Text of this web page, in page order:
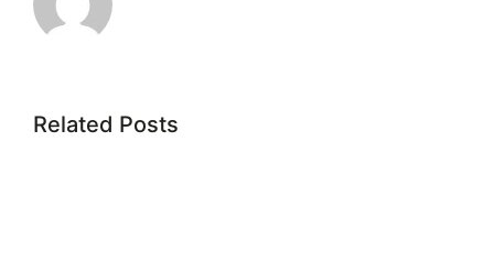
Related Posts